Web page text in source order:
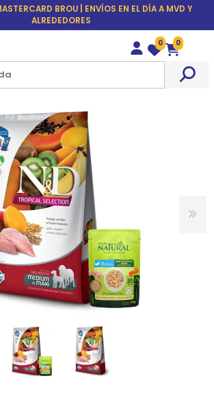
BROU | ENVÍOS EN EL DÍA A MVD Y
ALREDEDORES
Wishlist
0
Carrito
0